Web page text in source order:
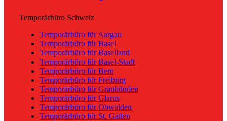
Temporärbüro Schweiz
Temporärbüro für Aargau
Temporärbüro für Basel
Temporärbüro für Baselland
Temporärbüro für Basel-Stadt
Temporärbüro für Bern
Temporärbüro für Freiburg
Temporärbüro für Graubünden
Temporärbüro für Glarus
Temporärbüro für Obwalden
Temporärbüro für St. Gallen